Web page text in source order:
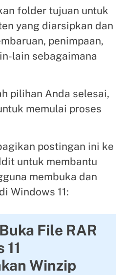
folder tujuan untuk
yang diarsipkan dan
penimpaan,
lain sebagaimana
pilihan Anda selesai,
memulai proses
postingan ini ke
untuk membantu
membuka dan
Windows 11:
File RAR
Winzip